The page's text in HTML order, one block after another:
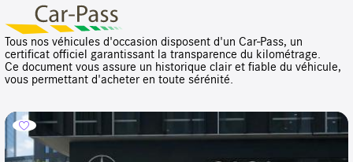
Tous nos véhicules d'occasion disposent d'un Car-Pass, un
certificat officiel garantissant la transparence du kilométrage.
Ce document vous assure un historique clair et fiable du véhicule,
vous permettant d'acheter en toute sérénité.